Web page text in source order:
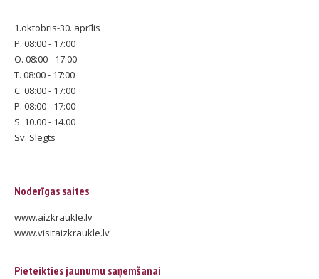
1.oktobris-30. aprīlis
P. 08:00 - 17:00
O. 08:00 - 17:00
T. 08:00 - 17:00
C. 08:00 - 17:00
P. 08:00 - 17:00
S. 10.00 - 14.00
Sv. Slēgts
Noderīgas saites
www.aizkraukle.lv
www.visitaizkraukle.lv
Pieteikties jaunumu saņemšanai